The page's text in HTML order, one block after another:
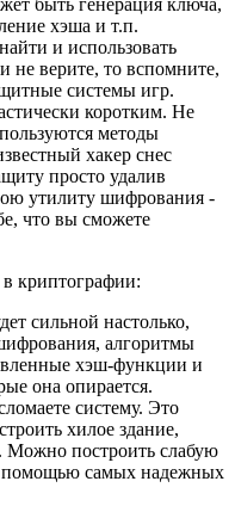
быть генерация ключа,
хэша и т.п.
и использовать
не верите, то вспомните,
системы игр.
коротким. Не
методы
хакер снес
просто удалив
утилиту шифрования -
что вы сможете
криптографии:
сильной настолько,
алгоритмы
хэш-функции и
она опирается.
систему. Это
хилое здание,
Можно построить слабую
помощью самых надежных